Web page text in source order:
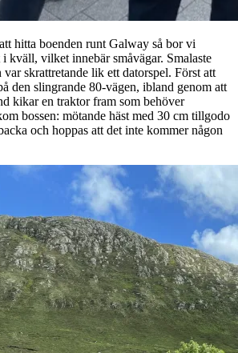
hitta boenden runt Galway så bor vi
kväll, vilket innebär småvägar. Smalaste
var skrattretande lik ett datorspel. Först att
den slingrande 80-vägen, ibland genom att
kikar en traktor fram som behöver
bossen: mötande häst med 30 cm tillgodo
och hoppas att det inte kommer någon